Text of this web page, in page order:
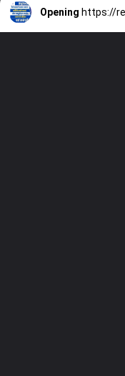
Opening https://